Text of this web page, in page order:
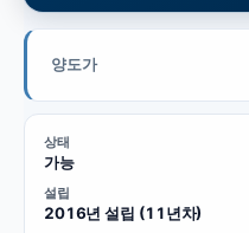
양도가
상태
가능
설립
2016년 설립 (11년차)